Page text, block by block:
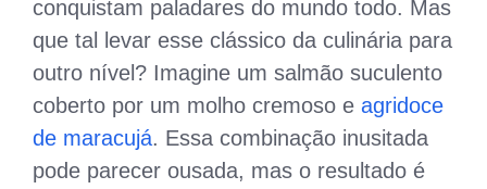
conquistam paladares do mundo todo. Mas
que tal levar esse clássico da culinária para
outro nível? Imagine um salmão suculento
coberto por um molho cremoso e agridoce
de maracujá. Essa combinação inusitada
pode parecer ousada, mas o resultado é